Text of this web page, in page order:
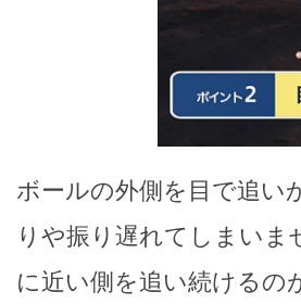
ボールの外側を目で追い
りや振り遅れてしまい
に近い側を追い続けるの